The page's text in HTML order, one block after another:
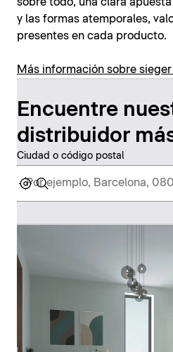
y las formas atemporales,
presentes en cada producto.
Más información sobre
Encuentre
distribuidor
Ciudad o código postal